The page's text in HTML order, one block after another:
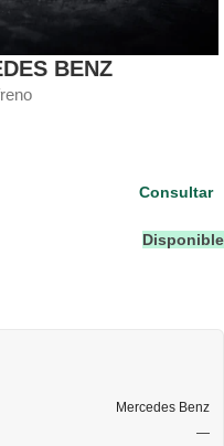
BENZ
Disponible
Consultar
Mercedes Benz
—